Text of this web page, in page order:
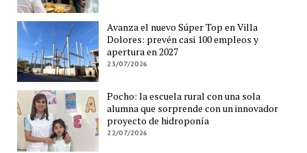
Avanza el nuevo Súper Top en Villa
Dolores: prevén casi 100 empleos y
apertura en 2027
23/07/2026
Pocho: la escuela rural con una sola
alumna que sorprende con un innovador
proyecto de hidroponía
22/07/2026